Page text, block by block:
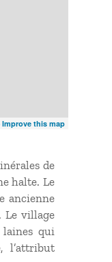
Improve this map
de
halte. Le
ancienne
Le village
qui
l’attribut